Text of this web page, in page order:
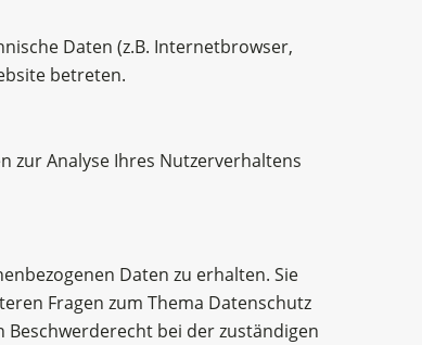
Daten (z.B. Internetbrowser,
betreten.
zur Analyse Ihres Nutzerverhaltens
Daten zu erhalten. Sie
Fragen zum Thema Datenschutz
bei der zuständigen